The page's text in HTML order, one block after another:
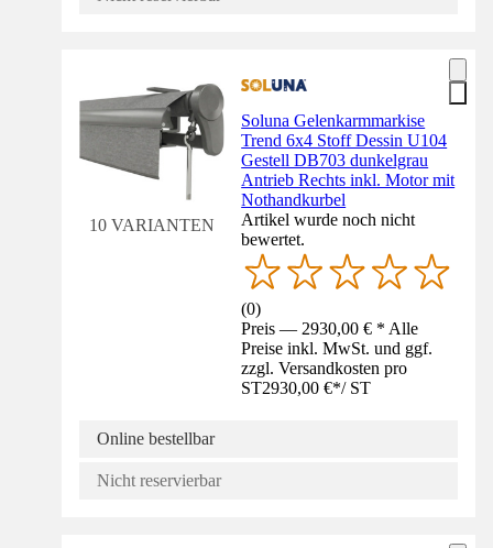
10 VARIANTEN
Soluna Gelenkarmmarkise
Trend 6x4 Stoff Dessin U104
Gestell DB703 dunkelgrau
Antrieb Rechts inkl. Motor mit
Nothandkurbel
Artikel wurde noch nicht
bewertet.
(0)
Preis — 2930,00 € * Alle
Preise inkl. MwSt. und ggf.
zzgl. Versandkosten pro
ST2930,00 €*/ ST
Online bestellbar
Nicht reservierbar